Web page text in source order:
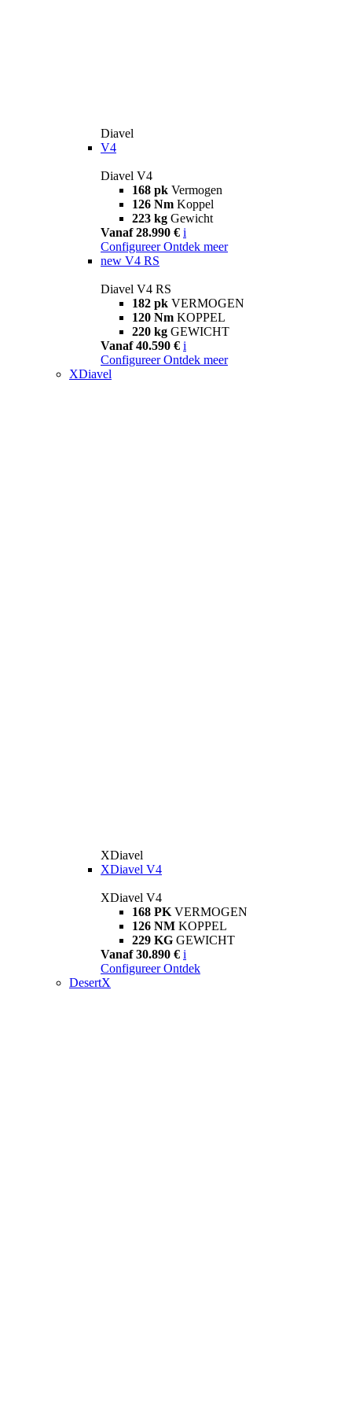
Diavel
V4
Diavel V4
168 pk Vermogen
126 Nm Koppel
223 kg Gewicht
Vanaf 28.990 € i
Configureer Ontdek meer
new V4 RS
Diavel V4 RS
182 pk VERMOGEN
120 Nm KOPPEL
220 kg GEWICHT
Vanaf 40.590 € i
Configureer Ontdek meer
XDiavel
XDiavel
XDiavel V4
XDiavel V4
168 PK VERMOGEN
126 NM KOPPEL
229 KG GEWICHT
Vanaf 30.890 € i
Configureer Ontdek
DesertX